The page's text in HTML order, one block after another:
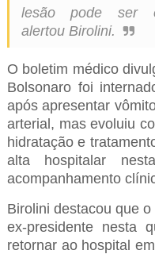
lesão pode ser
alertou Birolini.
O boletim médico
Bolsonaro foi
após apresentar
arterial, mas evoluiu
hidratação e
alta hospitalar
acompanhamento
Birolini destacou que
ex-presidente nesta
retornar ao hospital